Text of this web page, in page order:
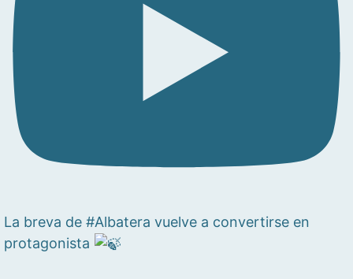
La breva de #Albatera vuelve a convertirse en
protagonista